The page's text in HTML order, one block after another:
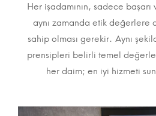
Her işadamının, sadece
aynı zamanda etik değerlere
sahip olması gerekir. Aynı
prensipleri belirli temel
her daim; en iyi hizmeti